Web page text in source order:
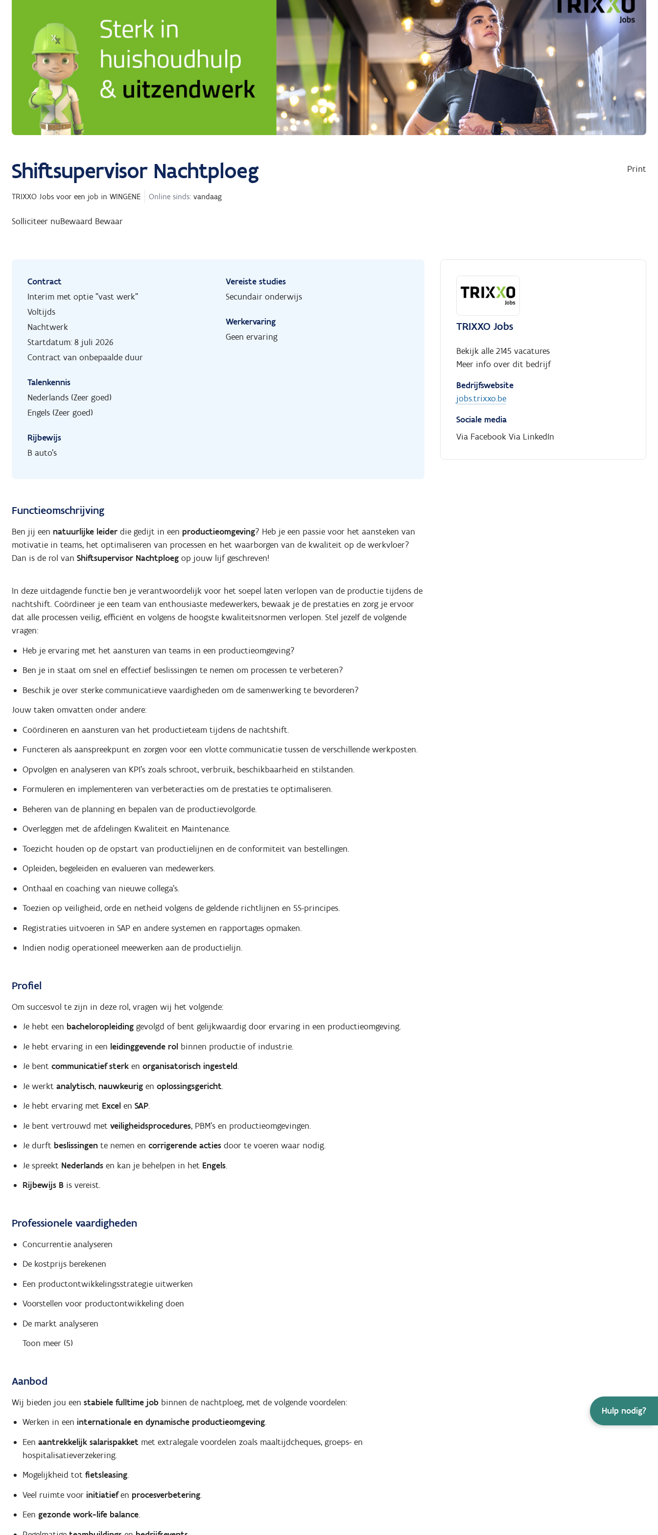
Hulp nodig?
Shiftsupervisor Nachtploeg Print
TRIXXO Jobs voor een job in WINGENE Online sinds: vandaag
Solliciteer nuBewaard Bewaar
Contract
Interim met optie "vast werk"
Voltijds
Nachtwerk
Startdatum: 8 juli 2026
Contract van onbepaalde duur
Talenkennis
Nederlands (Zeer goed)
Engels (Zeer goed)
Rijbewijs
B auto's
Vereiste studies
Secundair onderwijs
Werkervaring
Geen ervaring
Functieomschrijving
Ben jij een natuurlijke leider die gedijt in een productieomgeving? Heb je een passie voor het aansteken van
motivatie in teams, het optimaliseren van processen en het waarborgen van de kwaliteit op de werkvloer?
Dan is de rol van Shiftsupervisor Nachtploeg op jouw lijf geschreven!
In deze uitdagende functie ben je verantwoordelijk voor het soepel laten verlopen van de productie tijdens de
nachtshift. Coördineer je een team van enthousiaste medewerkers, bewaak je de prestaties en zorg je ervoor
dat alle processen veilig, efficiënt en volgens de hoogste kwaliteitsnormen verlopen. Stel jezelf de volgende
vragen:
Heb je ervaring met het aansturen van teams in een productieomgeving?
Ben je in staat om snel en effectief beslissingen te nemen om processen te verbeteren?
Beschik je over sterke communicatieve vaardigheden om de samenwerking te bevorderen?
Jouw taken omvatten onder andere:
Coördineren en aansturen van het productieteam tijdens de nachtshift.
Functeren als aanspreekpunt en zorgen voor een vlotte communicatie tussen de verschillende werkposten.
Opvolgen en analyseren van KPI’s zoals schroot, verbruik, beschikbaarheid en stilstanden.
Formuleren en implementeren van verbeteracties om de prestaties te optimaliseren.
Beheren van de planning en bepalen van de productievolgorde.
Overleggen met de afdelingen Kwaliteit en Maintenance.
Toezicht houden op de opstart van productielijnen en de conformiteit van bestellingen.
Opleiden, begeleiden en evalueren van medewerkers.
Onthaal en coaching van nieuwe collega’s.
Toezien op veiligheid, orde en netheid volgens de geldende richtlijnen en 5S-principes.
Registraties uitvoeren in SAP en andere systemen en rapportages opmaken.
Indien nodig operationeel meewerken aan de productielijn.
Profiel
Om succesvol te zijn in deze rol, vragen wij het volgende:
Je hebt een bacheloropleidinggevolgd of bent gelijkwaardig door ervaring in een productieomgeving.
Je hebt ervaring in een leidinggevende rolbinnen productie of industrie.
Je bent communicatief sterken organisatorisch ingesteld.
Je werkt analytisch, nauwkeurigen oplossingsgericht.
Je hebt ervaring met Excelen SAP.
Je bent vertrouwd met veiligheidsprocedures, PBM’s en productieomgevingen.
Je durft beslissingente nemen en corrigerende actiesdoor te voeren waar nodig.
Je spreekt Nederlandsen kan je behelpen in het Engels.
Rijbewijs Bis vereist.
Professionele vaardigheden
Concurrentie analyseren
De kostprijs berekenen
Een productontwikkelingsstrategie uitwerken
Voorstellen voor productontwikkeling doen
De markt analyseren
Toon meer (5)
Aanbod
Wij bieden jou een stabiele fulltime job binnen de nachtploeg, met de volgende voordelen:
Werken in een internationale en dynamische productieomgeving.
Een aantrekkelijk salarispakketmet extralegale voordelen zoals maaltijdcheques, groeps- en
hospitalisatieverzekering.
Mogelijkheid tot fietsleasing.
Veel ruimte voor initiatiefen procesverbetering.
Een gezonde work-life balance.
TRIXXO Jobs
Bekijk alle 2145 vacatures
Meer info over dit bedrijf
Bedrijfswebsite
jobs.trixxo.be
Sociale media
Via Facebook Via LinkedIn